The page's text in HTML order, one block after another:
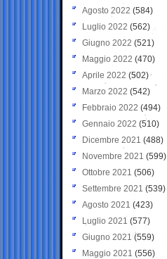
Agosto 2022 (584)
Luglio 2022 (562)
Giugno 2022 (521)
Maggio 2022 (470)
Aprile 2022 (502)
Marzo 2022 (542)
Febbraio 2022 (494)
Gennaio 2022 (510)
Dicembre 2021 (488)
Novembre 2021 (599)
Ottobre 2021 (506)
Settembre 2021 (539)
Agosto 2021 (423)
Luglio 2021 (577)
Giugno 2021(559)
Maggio 2021 (556)